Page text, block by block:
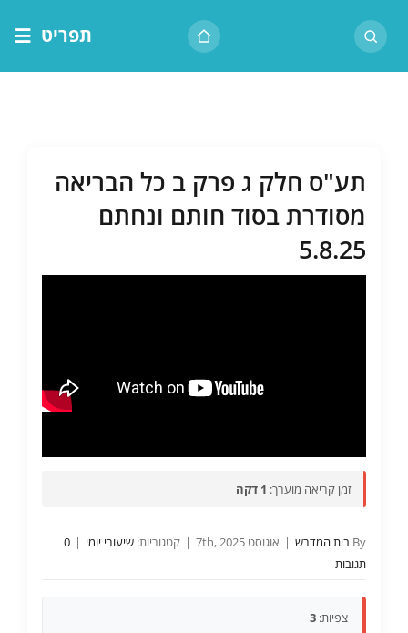
לתוכן
תפריט
שיעור יומי
תע"ס חלק ג פרק ב כל הבריאה
מסודרת בסוד חותם ונחתם
5.8.25
זמן קריאה מוערך: 1 דקה
By בית המדרש | אוגוסט 7th, 2025 | קטגוריות: שיעורי יומי |
0
תגובות
צפיות: 3